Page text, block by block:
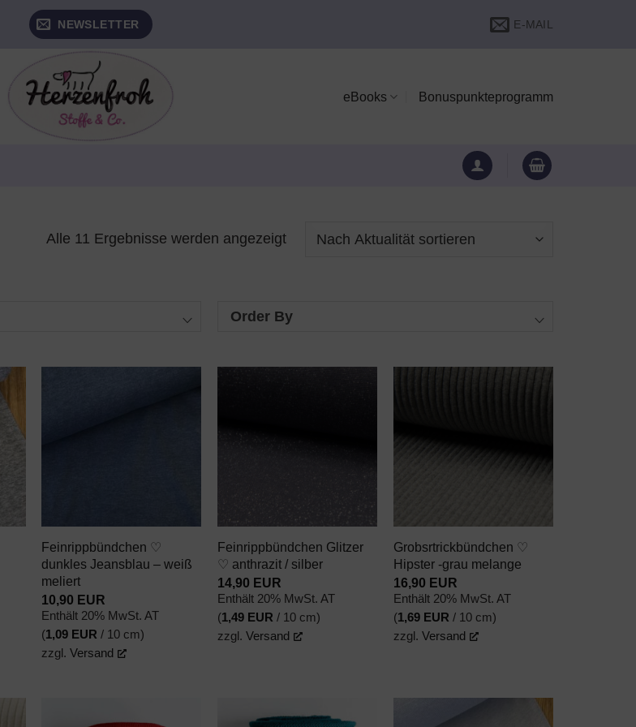
NEWSLETTER E-MAIL
eBooks Bonuspunkteprogramm
Alle 11 Ergebnisse werden angezeigtNach
Order By
Feinrippbündchen ♡
dunkles Jeansblau – weiß
meliert
10,90 EUR
Enthält 20% MwSt. AT
(1,09 EUR / 10 cm)
zzgl.Versand
Feinrippbündchen Glitzer
♡ anthrazit / silber
14,90 EUR
Enthält 20% MwSt. AT
(1,49 EUR / 10 cm)
zzgl.Versand
Grobsrtrickbündchen ♡
Hipster -grau melange
16,90 EUR
Enthält 20% MwSt. AT
(1,69 EUR / 10 cm)
zzgl. Versand